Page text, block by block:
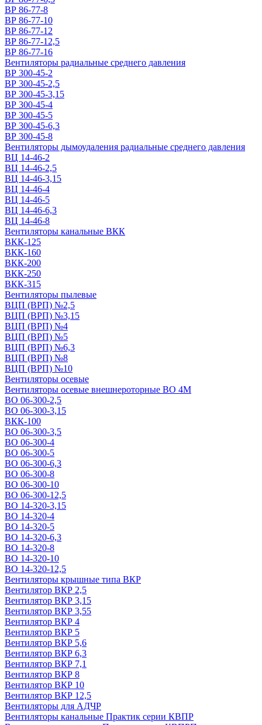
ВР 86-77-8
ВР 86-77-10
ВР 86-77-12
ВР 86-77-12,5
ВР 86-77-16
Вентиляторы радиальные среднего давления
ВР 300-45-2
ВР 300-45-2,5
ВР 300-45-3,15
ВР 300-45-4
ВР 300-45-5
ВР 300-45-6,3
ВР 300-45-8
Вентиляторы дымоудаления радиальные среднего давления
ВЦ 14-46-2
ВЦ 14-46-2,5
ВЦ 14-46-3,15
ВЦ 14-46-4
ВЦ 14-46-5
ВЦ 14-46-6,3
ВЦ 14-46-8
Вентиляторы канальные ВКК
ВКК-125
ВКК-160
ВКК-200
ВКК-250
ВКК-315
Вентиляторы пылевые
ВЦП (ВРП) №2,5
ВЦП (ВРП) №3,15
ВЦП (ВРП) №4
ВЦП (ВРП) №5
ВЦП (ВРП) №6,3
ВЦП (ВРП) №8
ВЦП (ВРП) №10
Вентиляторы осевые
Вентиляторы осевые внешнероторные ВО 4М
ВО 06-300-2,5
ВО 06-300-3,15
ВКК-100
ВО 06-300-3,5
ВО 06-300-4
ВО 06-300-5
ВО 06-300-6,3
ВО 06-300-8
ВО 06-300-10
ВО 06-300-12,5
ВО 14-320-3,15
ВО 14-320-4
ВО 14-320-5
ВО 14-320-6,3
ВО 14-320-8
ВО 14-320-10
ВО 14-320-12,5
Вентиляторы крышные типа ВКР
Вентилятор ВКР 2,5
Вентилятор ВКР 3,15
Вентилятор ВКР 3,55
Вентилятор ВКР 4
Вентилятор ВКР 5
Вентилятор ВКР 5,6
Вентилятор ВКР 6,3
Вентилятор ВКР 7,1
Вентилятор ВКР 8
Вентилятор ВКР 10
Вентилятор ВКР 12,5
Вентиляторы для АДЧР
Вентиляторы канальные Практик серии КВПР